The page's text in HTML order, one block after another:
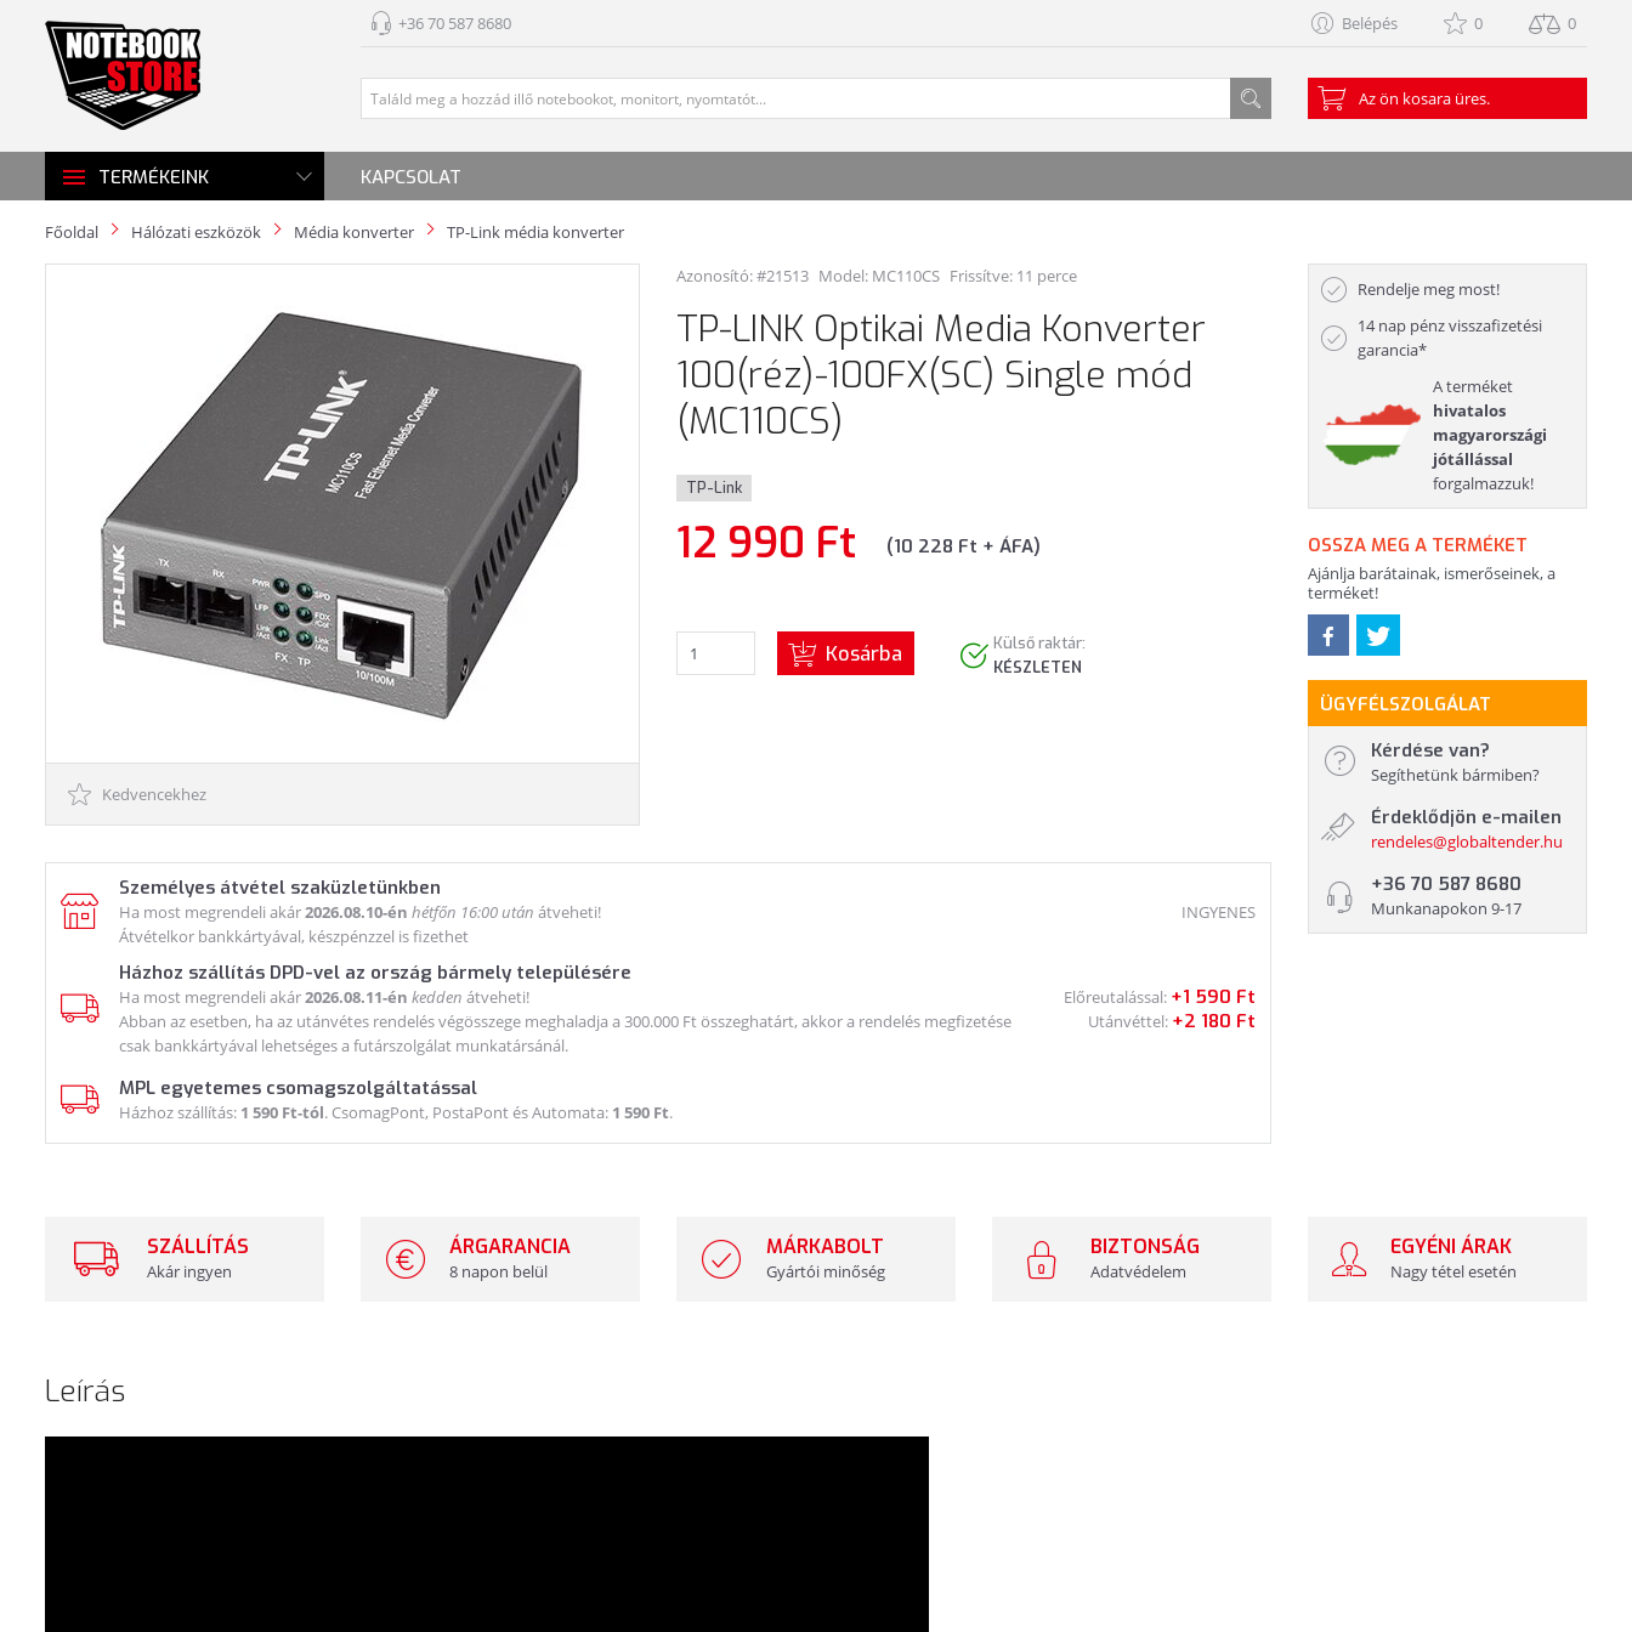
+36 70 587 8680 Belépés 0 0
Az ön kosara üres.
TERMÉKEINK KAPCSOLAT
Főoldal Hálózati eszközök Média konverter TP-Link média konverter
Kedvencekhez
Azonosító: #21513 Model: MC110CS Frissítve: 11 perce
TP-LINK Optikai Media Konverter
100(réz)-100FX(SC) Single mód
(MC110CS)
TP-Link
12 990 Ft (10 228 Ft + ÁFA)
Kosárba
Külső raktár:
KÉSZLETEN
Személyes átvétel szaküzletünkben
Ha most megrendeli akár2026.08.10-én hétfőn 16:00 után átveheti!
Átvételkor bankkártyával, készpénzzel is fizethet
INGYENES
Házhoz szállítás DPD-vel az ország bármely településére
Ha most megrendeli akár2026.08.11-én kedden átveheti!
Abban az esetben, ha az utánvétes rendelés végösszege meghaladja a 300.000 Ft összeghatárt, akkor a rendelés megfizetése
csak bankkártyával lehetséges a futárszolgálat munkatársánál.
Előreutalással: +1 590 Ft
Utánvéttel: +2 180 Ft
MPL egyetemes csomagszolgáltatással
Házhoz szállítás: 1 590 Ft-tól. CsomagPont, PostaPont és Automata: 1 590 Ft.
Rendelje meg most!
14 nap pénz visszafizetési
garancia*
A terméket
hivatalos
magyarországi
jótállással
forgalmazzuk!
OSSZA MEG A TERMÉKET
Ajánlja barátainak, ismerőseinek, a
terméket!
ÜGYFÉLSZOLGÁLAT
Kérdése van?
Segíthetünk bármiben?
Érdeklődjön e-mailen
rendeles@globaltender.hu
+36 70 587 8680
Munkanapokon 9-17
SZÁLLÍTÁS
Akár ingyen
ÁRGARANCIA
8 napon belül
MÁRKABOLT
Gyártói minőség
BIZTONSÁG
Adatvédelem
EGYÉNI ÁRAK
Nagy tétel esetén
Leírás